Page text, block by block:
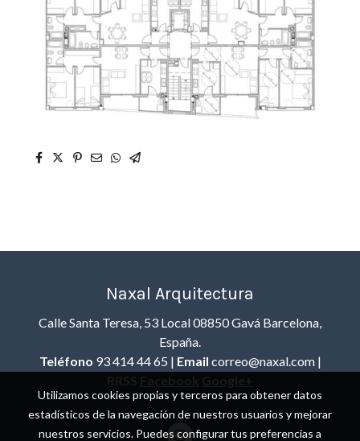
Naxal Arquitectura
Calle Santa Teresa, 53 Local 08850 Gavá Barcelona,
España.
Teléfono 93 414 44 65 | Email correo@naxal.com |
Utilizamos cookies propias y terceros para obtener datos
estadísticos de la navegación de nuestros usuarios y mejorar
nuestros servicios. Puedes configurar tus preferencias a